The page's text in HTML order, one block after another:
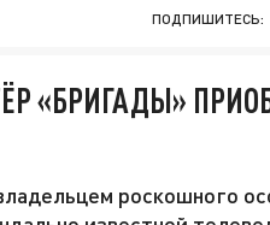
ПОДПИШИТЕСЬ:
«БРИГАДЫ»
роскошного